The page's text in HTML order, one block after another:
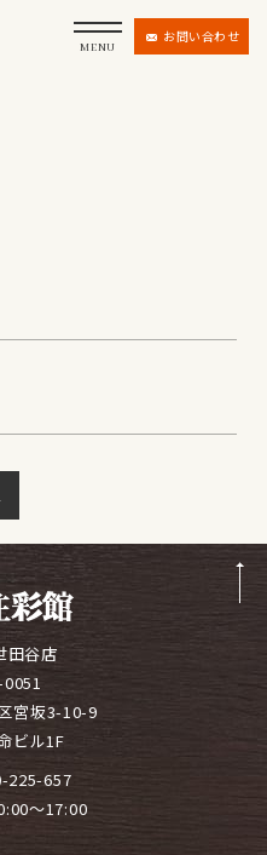
MENU
お問い合わせ
田谷店
宮坂3-10-9
ビル1F
225-657
～17:00